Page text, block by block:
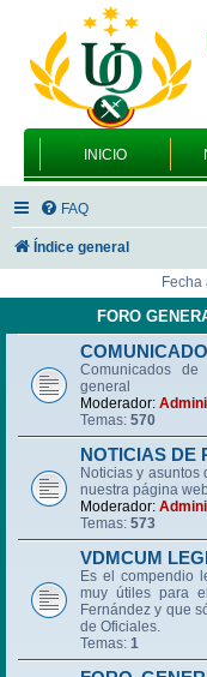
INICIO
FAQ
Índice general
Fecha
FORO
Comunicados
general
Moderador:
Temas: 570
NOTICIAS DE
Noticias y asuntos
nuestra página web
Moderador:
Temas: 573
VDMCUM
Es el compendio
muy útiles para
Fernández y que
de Oficiales.
Temas: 1